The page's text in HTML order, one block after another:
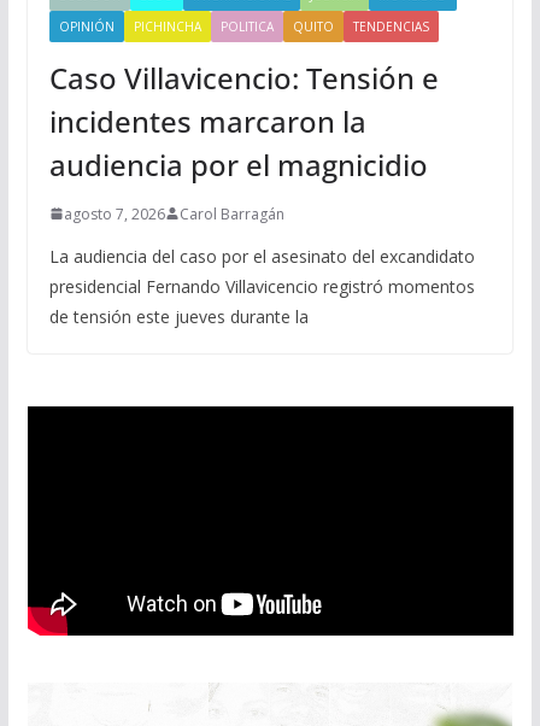
OPINIÓN
PICHINCHA POLITICA QUITO TENDENCIAS
Caso Villavicencio: Tensión e
incidentes marcaron la
audiencia por el magnicidio
agosto 7, 2026 Carol Barragán
La audiencia del caso por el asesinato del excandidato
presidencial Fernando Villavicencio registró momentos
de tensión este jueves durante la